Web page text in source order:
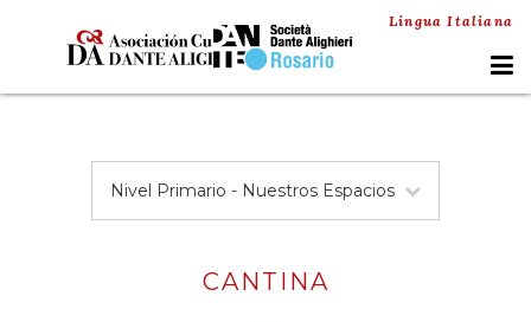
Lingua Italiana
Nivel Primario - Nuestros Espacios
CANTINA